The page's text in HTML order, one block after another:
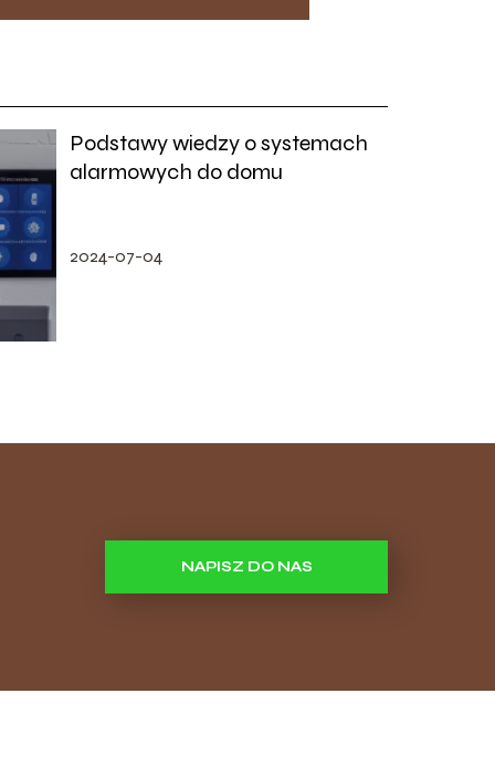
Podstawy wiedzy o systemach
alarmowych do domu
2024-07-04
NAPISZ DO NAS